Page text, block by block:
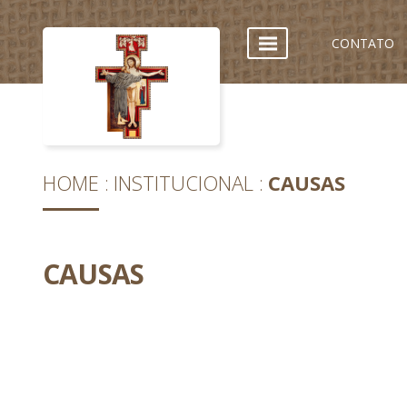
CONTATO
HOME INSTITUCIONAL CAUSAS
CAUSAS